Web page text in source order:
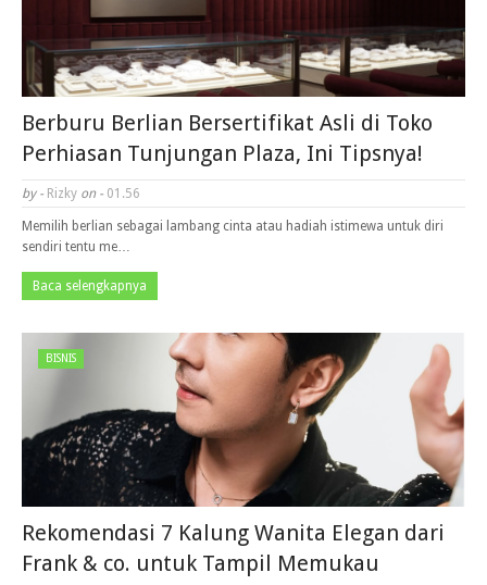
Berburu Berlian Bersertifikat Asli di Toko
Perhiasan Tunjungan Plaza, Ini Tipsnya!
by - Rizky on - 01.56
Memilih berlian sebagai lambang cinta atau hadiah istimewa untuk diri
sendiri tentu me…
Baca selengkapnya
BISNIS
Rekomendasi 7 Kalung Wanita Elegan dari
Frank & co. untuk Tampil Memukau